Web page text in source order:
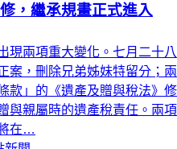
，繼承規畫正式進入
現兩項重大變化。七月二十八
案，刪除兄弟姊妹特留分；兩
款」的《遺產及贈與稅法》修
與親屬時的遺產稅責任。兩項
在…